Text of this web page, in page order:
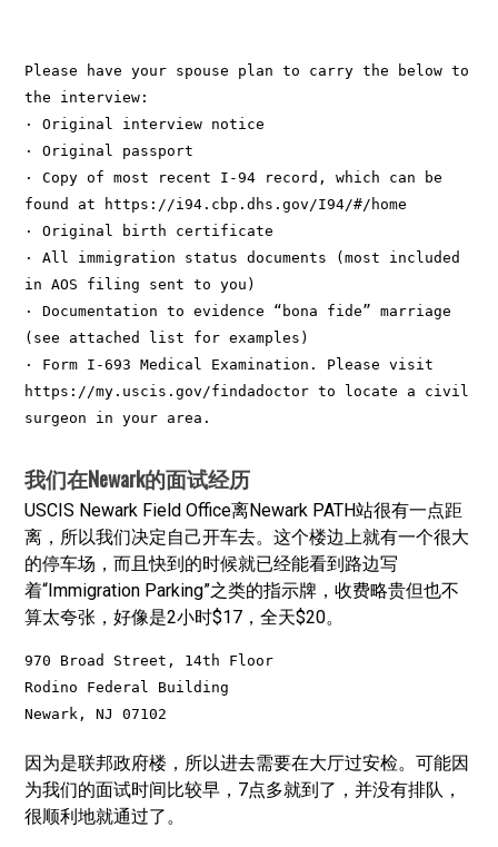
Please have your spouse plan to carry the below to
the interview:
· Original interview notice
· Original passport
· Copy of most recent I-94 record, which can be
found at https://i94.cbp.dhs.gov/I94/#/home
· Original birth certificate
· All immigration status documents (most included
in AOS filing sent to you)
· Documentation to evidence “bona fide” marriage
(see attached list for examples)
· Form I-693 Medical Examination. Please visit
https://my.uscis.gov/findadoctor to locate a civil
我们在Newark的面试经历
USCIS Newark Field Office离Newark PATH站很有一点距
离，所以我们决定自己开车去。这个楼边上就有一个很大
的停车场，而且快到的时候就已经能看到路边写
着“Immigration Parking”之类的指示牌，收费略贵但也不
算太夸张，好像是2小时$17，全天$20。
970 Broad Street, 14th Floor
Rodino Federal Building
因为是联邦政府楼，所以进去需要在大厅过安检。可能因
为我们的面试时间比较早，7点多就到了，并没有排队，
很顺利地就通过了。